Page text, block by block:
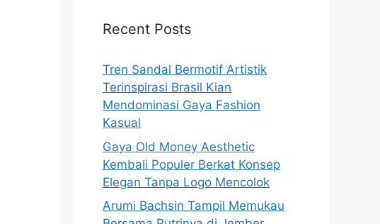
Recent Posts
Tren Sandal Bermotif Artistik
Terinspirasi Brasil Kian
Mendominasi Gaya Fashion
Kasual
Gaya Old Money Aesthetic
Kembali Populer Berkat Konsep
Elegan Tanpa Logo Mencolok
Arumi Bachsin Tampil Memukau